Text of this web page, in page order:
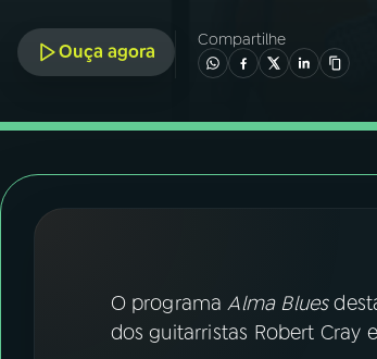
06VIDEOCASTS
07ÚLTIMAS
YouTube Facebook
Ouça agora
Compartilhe
O programaAlma Blues
dos guitarristas Robert Cray